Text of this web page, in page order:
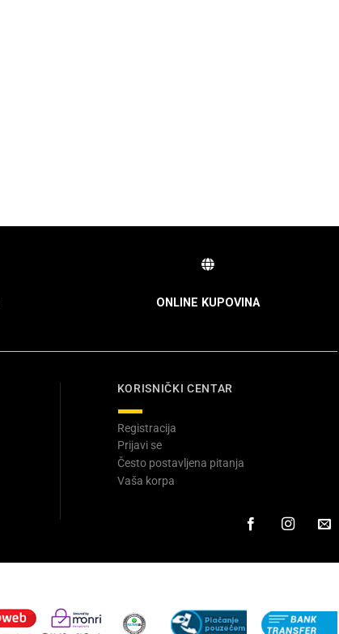
ONLINE KUPOVINA
KORISNIČKI CENTAR
Registracija
Prijavi se
Često postavljena pitanja
Vaša korpa